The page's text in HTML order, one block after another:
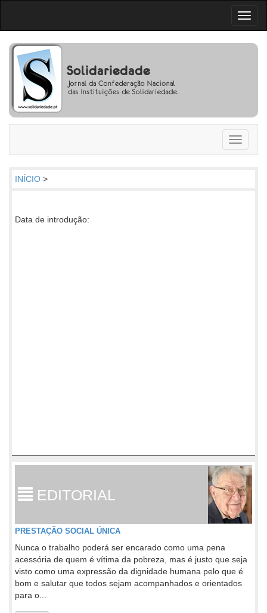
Toggle
INÍCIO >
Data de introdução:
EDITORIAL
PRESTAÇÃO SOCIAL ÚNICA
Nunca o trabalho poderá ser encarado como uma pena
acessória de quem é vítima da pobreza, mas é justo que seja
visto como uma expressão da dignidade humana pelo que é
bom e salutar que todos sejam acompanhados e orientados
para o...